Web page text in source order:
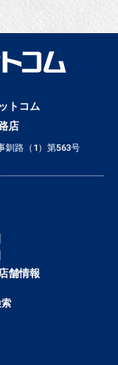
トコム
店
釧路（1）第563号
店舗情報